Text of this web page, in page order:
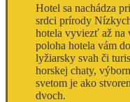
Hotel sa nachádza
srdci prírody
hotela vyviezť až na
poloha hotela vám
lyžiarsky svah či
horskej chaty,
svetom je ako
dvoch.